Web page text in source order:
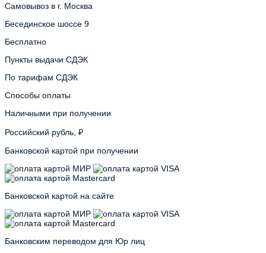
Самовывоз в г. Москва
Бесединское шоссе 9
Бесплатно
Пункты выдачи СДЭК
По тарифам СДЭК
Способы оплаты
Наличными при получении
Российский рубль, ₽
Банковской картой при получении
Банковской картой на сайте
Банковским переводом для Юр лиц